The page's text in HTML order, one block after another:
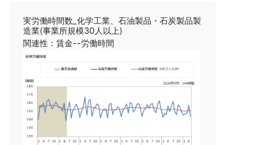
実労働時間数_化学工業、石油製品・石炭製品製
造業(事業所規模30人以上)
関連性：賃金--労働時間